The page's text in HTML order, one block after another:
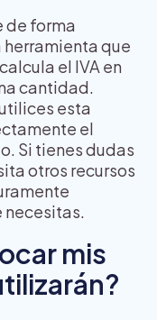
de forma
que
el IVA en
cantidad.
esta
el
Si tienes dudas
otros recursos
necesitas.
mis